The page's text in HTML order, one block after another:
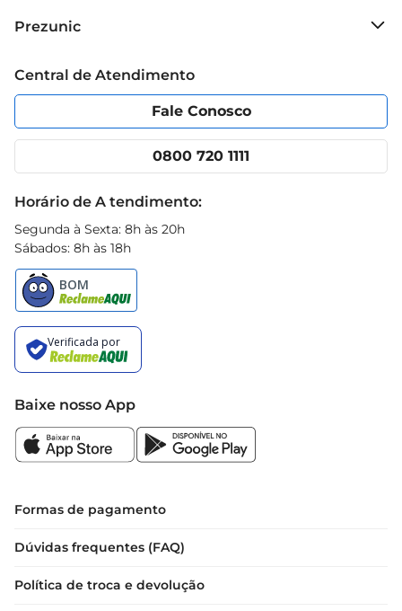
Grupo Cencosud
Política de Privacidade
Portal do fornecedor
Cencosud Media
Prezunic
Código de Ética
App Prezunic
Central de Atendimento
Fale Conosco
0800 720 1111
Horário de A tendimento:
Segunda à Sexta: 8h às 20h
Sábados: 8h às 18h
Baixe nosso App
Formas de pagamento
Dúvidas frequentes (FAQ)
Política de troca e devolução